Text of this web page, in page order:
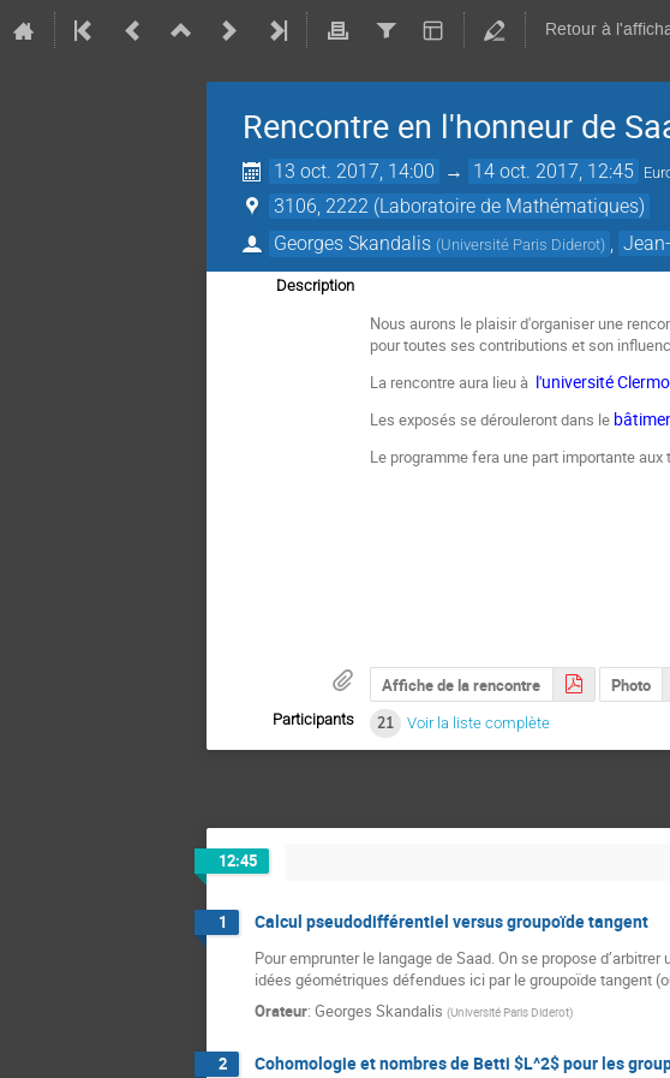
Retour à
Rencontre en l'honneur de
13 oct. 2017, 14:00 → 14 oct. 2017, 12:45
3106, 2222 (Laboratoire de Mathématiques)
Georges Skandalis (Université Paris Diderot)
Description
Nous aurons le plaisir d'organiser une
pour toutes ses contributions et son
La rencontre aura lieu à l'université
Les exposés se dérouleront dans le
Le programme fera une part importante
Affiche de la rencontre Photo
Participants 21 Voir la liste complète
12:45
1 Calcul pseudodifférentiel versus groupoïde tangent
Pour emprunter le langage de Saad. On se propose
idées géométriques défendues ici par le groupoïde tangent
Orateur: Georges Skandalis (Université Paris Diderot)
2 Cohomologie et nombres de Betti $L^2$ pour les